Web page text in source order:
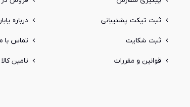
ثبت تیکت پشتیبانی
ثبت شکایت
قوانین و مقررات
درباره
تماس با
تامین